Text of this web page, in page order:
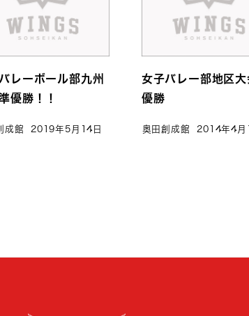
レーボール部九州
優勝！！
成館 2019年5月14日
女子バレー部地区
優勝
奥田創成館 2014年4月